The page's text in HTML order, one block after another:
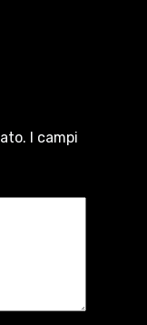
I campi